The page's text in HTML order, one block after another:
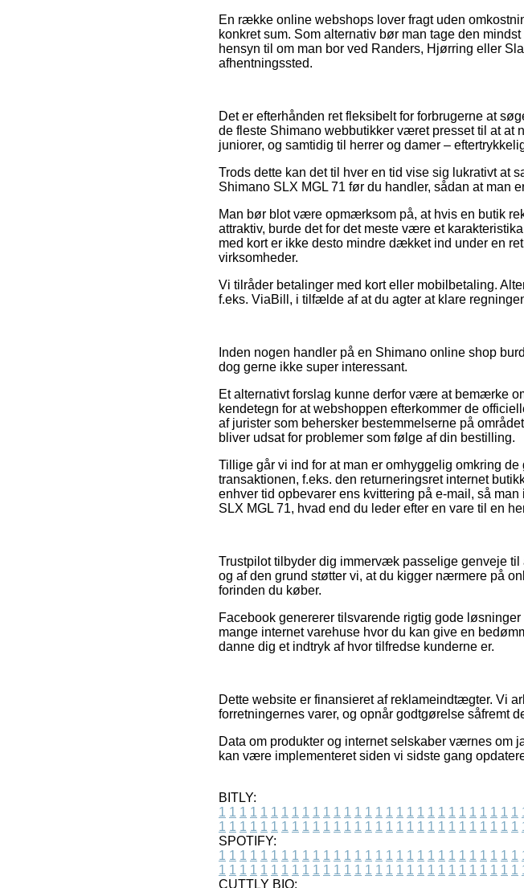
En række online webshops lover fragt uden
konkret sum. Som alternativ bør man tage den
hensyn til om man bor ved Randers, Hjørring eller
afhentningssted.
Det er efterhånden ret fleksibelt for forbrugerne at
de fleste Shimano webbutikker været presset til at at
juniorer, og samtidig til herrer og damer –
Trods dette kan det til hver en tid vise sig lukrativt at
Shimano SLX MGL 71 før du handler, sådan at man
Man bør blot være opmærksom på, at hvis en butik
attraktiv, burde det for det meste være et
med kort er ikke desto mindre dækket ind under en
virksomheder.
Vi tilråder betalinger med kort eller mobilbetaling.
f.eks. ViaBill, i tilfælde af at du agter at klare
Inden nogen handler på en Shimano online shop
dog gerne ikke super interessant.
Et alternativt forslag kunne derfor være at bemærke
kendetegn for at webshoppen efterkommer de
af jurister som behersker bestemmelserne på
bliver udsat for problemer som følge af din bestilling.
Tillige går vi ind for at man er omhyggelig omkring
transaktionen, f.eks. den returneringsret internet
enhver tid opbevarer ens kvittering på e-mail, så
SLX MGL 71, hvad end du leder efter en vare til en
Trustpilot tilbyder dig immervæk passelige genveje
og af den grund støtter vi, at du kigger nærmere på
forinden du køber.
Facebook genererer tilsvarende rigtig gode
mange internet varehuse hvor du kan give en
danne dig et indtryk af hvor tilfredse kunderne er.
Dette website er finansieret af reklameindtægter. Vi
forretningernes varer, og opnår godtgørelse såfremt
Data om produkter og internet selskaber værnes om
kan være implementeret siden vi sidste gang
BITLY:
1 1 1 1 1 1 1 1 1 1 1 1 1 1 1 1 1 1 1 1 1 1 1 1 1 1 1 1 1
1 1 1 1 1 1 1 1 1 1 1 1 1 1 1 1 1 1 1 1 1 1 1 1 1 1 1 1 1
SPOTIFY:
1 1 1 1 1 1 1 1 1 1 1 1 1 1 1 1 1 1 1 1 1 1 1 1 1 1 1 1 1
1 1 1 1 1 1 1 1 1 1 1 1 1 1 1 1 1 1 1 1 1 1 1 1 1 1 1 1 1
CUTTLY BIO: